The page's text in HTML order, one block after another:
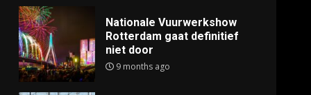
Nationale Vuurwerkshow
Rotterdam gaat definitief
niet door
9 months ago